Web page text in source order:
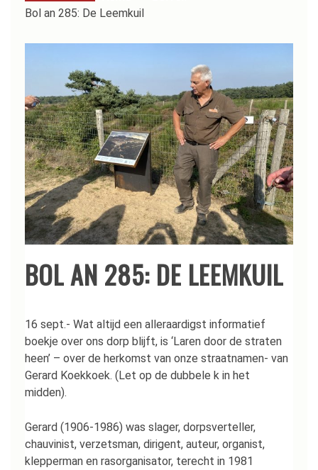
Bol an 285: De Leemkuil
BOL AN 285: DE LEEMKUIL
16 sept.- Wat altijd een alleraardigst informatief
boekje over ons dorp blijft, is ‘Laren door de straten
heen’ – over de herkomst van onze straatnamen- van
Gerard Koekkoek. (Let op de dubbele k in het
midden).
Gerard (1906-1986) was slager, dorpsverteller,
chauvinist, verzetsman, dirigent, auteur, organist,
klepperman en rasorganisator, terecht in 1981